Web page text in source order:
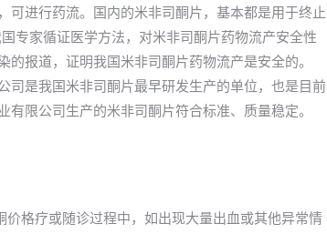
可进行药流。国内的米非司酮片，基本都是用于终止
专家循证医学方法，对米非司酮片药物流产安全性
报道，证明我国米非司酮片药物流产是安全的。
司是我国米非司酮片最早研发生产的单位，也是目前
限公司生产的米非司酮片符合标准、质量稳定。
格疗或随诊过程中，如出现大量出血或其他异常情